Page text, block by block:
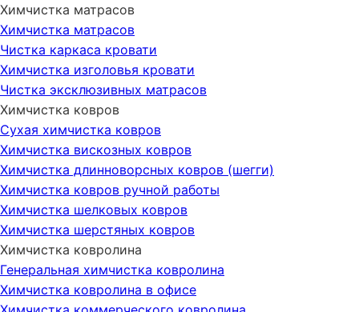
Химчистка матрасов
Химчистка матрасов
Чистка каркаса кровати
Химчистка изголовья кровати
Чистка эксклюзивных матрасов
Химчистка ковров
Сухая химчистка ковров
Химчистка вискозных ковров
Химчистка длинноворсных ковров (шегги)
Химчистка ковров ручной работы
Химчистка шелковых ковров
Химчистка шерстяных ковров
Химчистка ковролина
Генеральная химчистка ковролина
Химчистка ковролина в офисе